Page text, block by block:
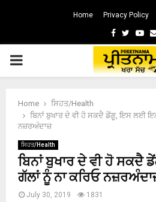
Home Privacy Policy
Facebook
Twitter
PRIMARY
Home
ਸਿਹਤ/Health
ਬਿਨਾਂ ਬੁਖਾਰ ਦੇ ਵੀ ਹੋ ਸਕਦੈ ਡੇਂਗੂ, ਇਸ ਲਈ
ਨਜ਼ਰਅੰਦਾਜ਼
ਸਿਹਤ/Health
ਬਿਨਾਂ ਬੁਖਾਰ ਦੇ ਵੀ ਹੋ
ਗੱਲਾਂ ਨੂੰ ਨਾ ਕਰਿਓ
July 30, 2019 1831